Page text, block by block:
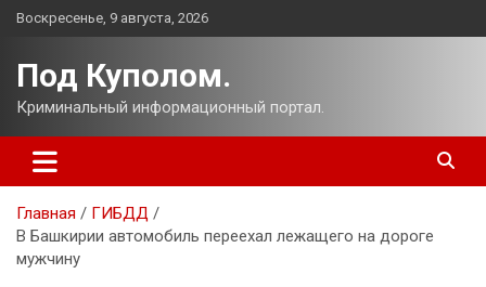
Перейти
Воскресенье, 9 августа, 2026
Под Куполом.
Криминальный информационный портал.
Главная
ГИБДД
В Башкирии автомобиль переехал лежащего на дороге
мужчину